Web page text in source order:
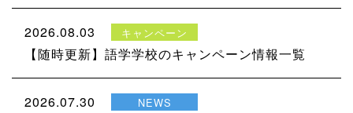
2026.08.03 キャンペーン
【随時更新】語学学校のキャンペーン情報一覧
2026.07.30 NEWS